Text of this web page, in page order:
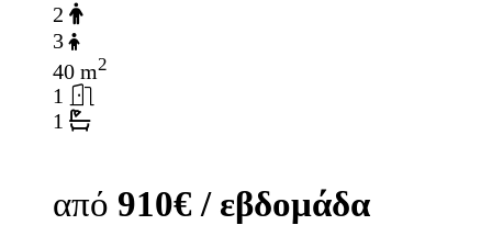
2
3
40 m2
1
1
από 910€ / εβδομάδα